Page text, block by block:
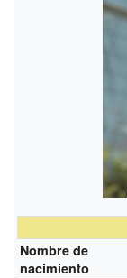
Nombre de
nacimiento